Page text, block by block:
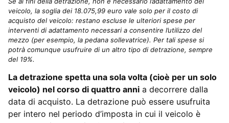
veicolo, la soglia dei 18.075,99 euro vale solo per il costo di
acquisto del veicolo: restano escluse le ulteriori spese per
interventi di adattamento necessari a consentire l’utilizzo del
mezzo (per esempio, la pedana sollevatrice). Per tali spese si
potrà comunque usufruire di un altro tipo di detrazione, sempre
del 19%.
La detrazione spetta una sola volta (cioè per un solo
veicolo) nel corso di quattro anni a decorrere dalla
data di acquisto. La detrazione può essere usufruita
per intero nel periodo d’imposta in cui il veicolo è